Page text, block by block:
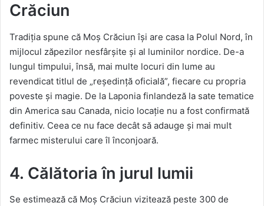
Crăciun
Tradiția spune că Moș Crăciun își are casa la Polul Nord, în
mijlocul zăpezilor nesfârșite și al luminilor nordice. De-a
lungul timpului, însă, mai multe locuri din lume au
revendicat titlul de „reședință oficială”, fiecare cu propria
poveste și magie. De la Laponia finlandeză la sate tematice
din America sau Canada, nicio locație nu a fost confirmată
definitiv. Ceea ce nu face decât să adauge și mai mult
farmec misterului care îl înconjoară.
4. Călătoria în jurul lumii
Se estimează că Moș Crăciun vizitează peste 300 de